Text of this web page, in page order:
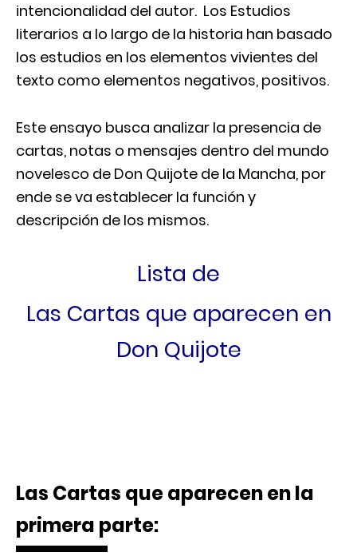
intencionalidad del autor. Los Estudios
literarios a lo largo de la historia han basado
los estudios en los elementos vivientes del
texto como elementos negativos, positivos.
Este ensayo busca analizar la presencia de
cartas, notas o mensajes dentro del mundo
novelesco de Don Quijote de la Mancha, por
ende se va establecer la función y
descripción de los mismos.
Lista de
Las Cartas que aparecen en
Don Quijote
Las Cartas que aparecen en la
primera parte: